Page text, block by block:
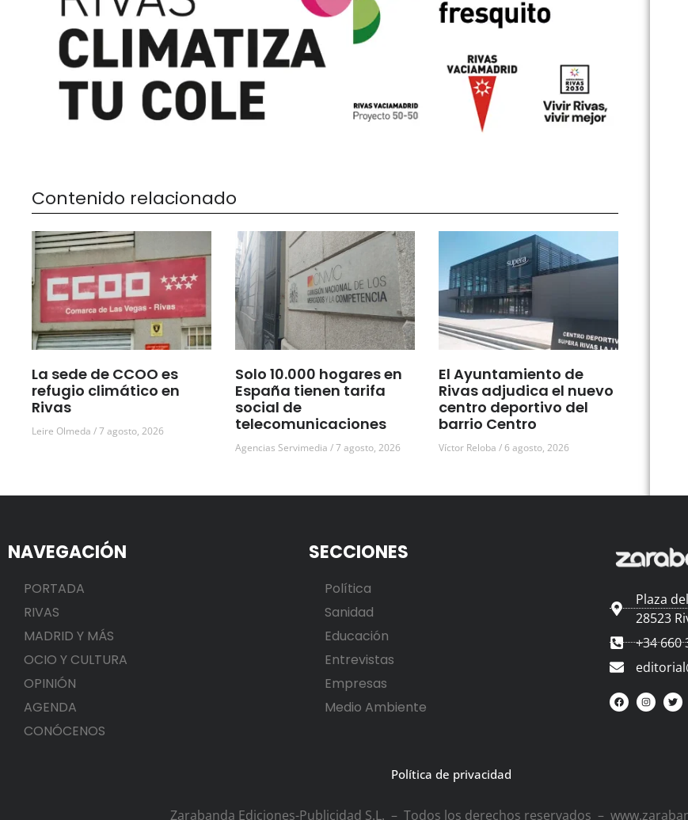
Contenido relacionado
La sede de CCOO es
refugio climático en
Rivas
Leire Olmeda 7 agosto, 2026
Solo 10.000 hogares en
España tienen tarifa
social de
telecomunicaciones
Agencias Servimedia 7 agosto, 2026
El Ayuntamiento de
Rivas adjudica el nuevo
centro deportivo del
barrio Centro
Víctor Reloba 6 agosto, 2026
NAVEGACIÓN
PORTADA
RIVAS
MADRID Y MÁS
OCIO Y CULTURA
OPINIÓN
AGENDA
CONÓCENOS
SECCIONES
Política
Sanidad
Educación
Entrevistas
Empresas
Medio Ambiente
Plaza
28523
+34 660
Política de privacidad
Zarabanda Ediciones-Publicidad S.L. – Todos los derechos reservados –